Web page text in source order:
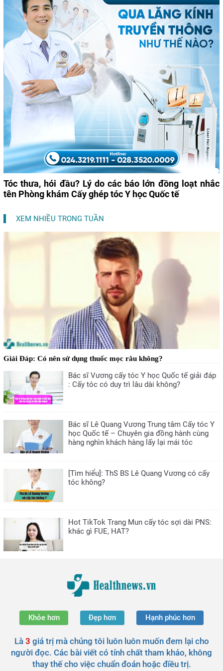
Tóc thưa, hói đầu? Lý do các báo lớn đồng loạt nhắc
tên Phòng khám Cấy ghép tóc Y học Quốc tế
XEM NHIỀU TRONG TUẦN
Giải Đáp: Có nên sử dụng thuốc mọc râu không?
Bác sĩ Vương cấy tóc Y học Quốc tế giải đáp
: Cấy tóc có duy trì lâu dài không?
Bác sĩ Lê Quang Vương Trung tâm Cấy tóc Y
học Quốc tế – Chuyên gia đồng hành cùng
hàng nghìn khách hàng lấy lại mái tóc
[Tìm hiểu]: ThS BS Lê Quang Vương có cấy
tóc không?
Hot TikTok Trang Mun cấy tóc sợi dài PNS:
khác gì FUE, HAT?
Khỏe hơn Đẹp hơn Hạnh phúc hơn
Là 3 giá trị mà chúng tôi luôn luôn muốn đem lại cho
người đọc. Các bài viết có tính chất tham khảo, không
thay thế cho việc chuẩn đoán hoặc điều trị.